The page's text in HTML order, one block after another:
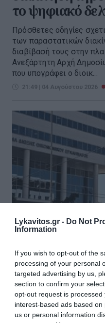
Lykavitos.gr - Do Not
Information
If you wish to opt-out of the
processing of your personal
targeted advertising by us,
section to confirm your
opt-out request is
interest-based ads based
us or personal information
το ψηφιακό
Πρόσθετες οδηγίες
των παραστατικών
διαβίβασή τους στην
Ανεξάρτητη Αρχή
που υπογράφει ο διοικ...
21:49 | 04 Αυγούστου 2026
Προσοχή στις
Πότε μια
φορολογείται
Η ΑΑΔΕ εντείνει τους